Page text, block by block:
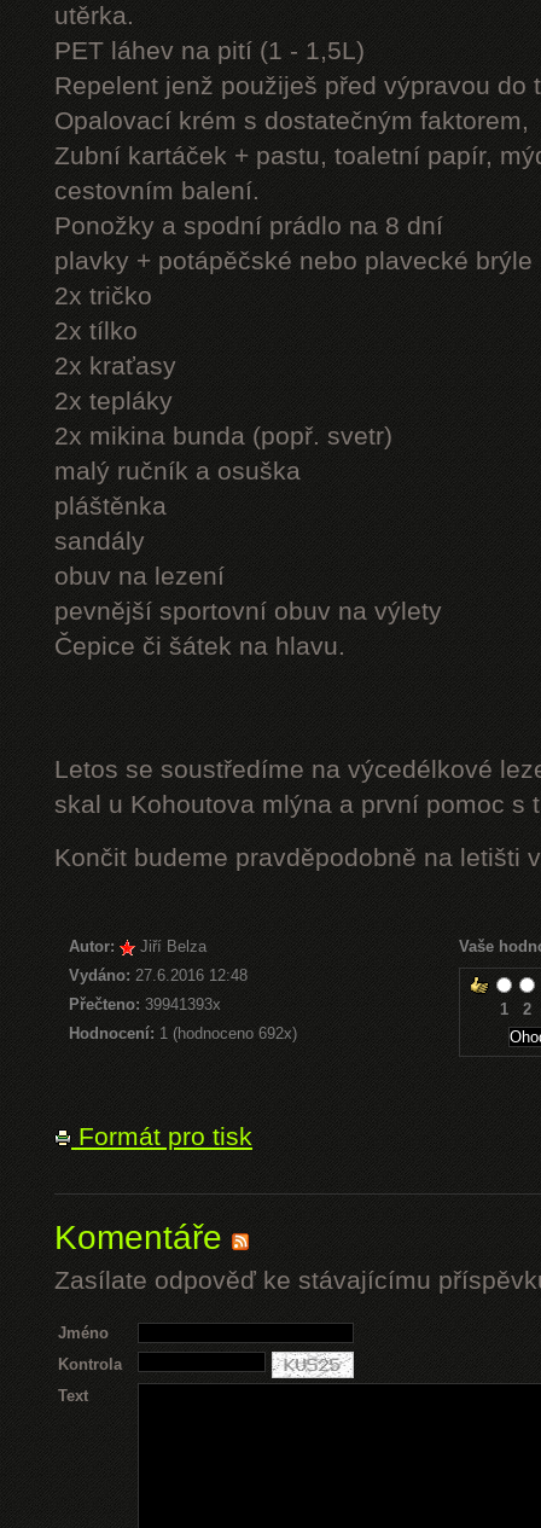
utěrka.
PET láhev na pití (1 - 1,5L)
Repelent jenž použiješ před výpravou do
Opalovací krém s dostatečným faktorem,
Zubní kartáček + pastu, toaletní papír,
cestovním balení.
Ponožky a spodní prádlo na 8 dní
plavky + potápěčské nebo plavecké brýle
2x tričko
2x tílko
2x kraťasy
2x tepláky
2x mikina bunda (popř. svetr)
malý ručník a osuška
pláštěnka
sandály
obuv na lezení
pevnější sportovní obuv na výlety
Čepice či šátek na hlavu.
Letos se soustředíme na výcedélkové
skal u Kohoutova mlýna a první pomoc s
Končit budeme pravděpodobně na letišti
Autor:
Jiří Belza
Vydáno: 27.6.2016 12:48
Přečteno:39941393x
Hodnocení: 1 (hodnoceno 692x)
Vaše
1 2
Formát pro tisk
Komentáře
Zasílate odpověď ke stávajícímu
Jméno
Kontrola
Text